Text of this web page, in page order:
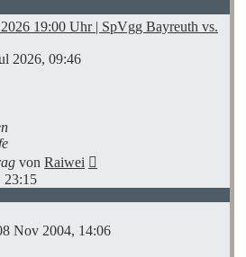
19:00 Uhr | SpVgg Bayreuth vs.
2026, 09:46
von Raiwei
23:15
Nov 2004, 14:06